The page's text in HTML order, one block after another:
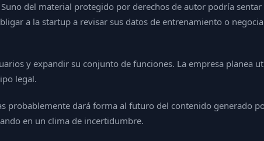
del material protegido por derechos de autor podría
a la startup a revisar sus datos de entrenamiento o
y expandir su conjunto de funciones. La empresa planea
legal.
probablemente dará forma al futuro del contenido generado
en un clima de incertidumbre.